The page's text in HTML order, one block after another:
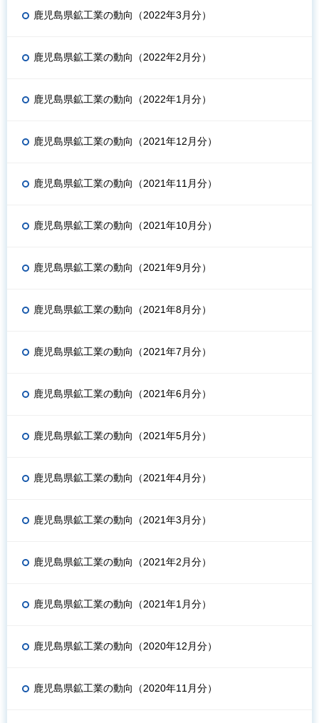
鹿児島県鉱工業の動向（2022年3月分）
鹿児島県鉱工業の動向（2022年2月分）
鹿児島県鉱工業の動向（2022年1月分）
鹿児島県鉱工業の動向（2021年12月分）
鹿児島県鉱工業の動向（2021年11月分）
鹿児島県鉱工業の動向（2021年10月分）
鹿児島県鉱工業の動向（2021年9月分）
鹿児島県鉱工業の動向（2021年8月分）
鹿児島県鉱工業の動向（2021年7月分）
鹿児島県鉱工業の動向（2021年6月分）
鹿児島県鉱工業の動向（2021年5月分）
鹿児島県鉱工業の動向（2021年4月分）
鹿児島県鉱工業の動向（2021年3月分）
鹿児島県鉱工業の動向（2021年2月分）
鹿児島県鉱工業の動向（2021年1月分）
鹿児島県鉱工業の動向（2020年12月分）
鹿児島県鉱工業の動向（2020年11月分）